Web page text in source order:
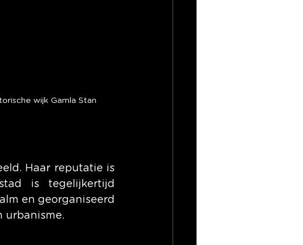
wijk Gamla Stan
Haar reputatie is
is tegelijkertijd
en georganiseerd
urbanisme.